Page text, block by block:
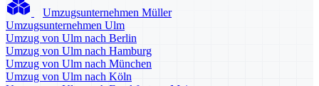
Umzugsunternehmen Müller
Umzugsunternehmen Ulm
Umzug von Ulm nach Berlin
Umzug von Ulm nach Hamburg
Umzug von Ulm nach München
Umzug von Ulm nach Köln